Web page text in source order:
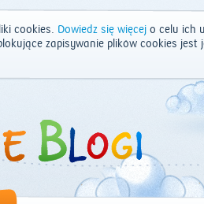
cookies. Dowiedz się więcej o celu ich
zapisywanie plików cookies